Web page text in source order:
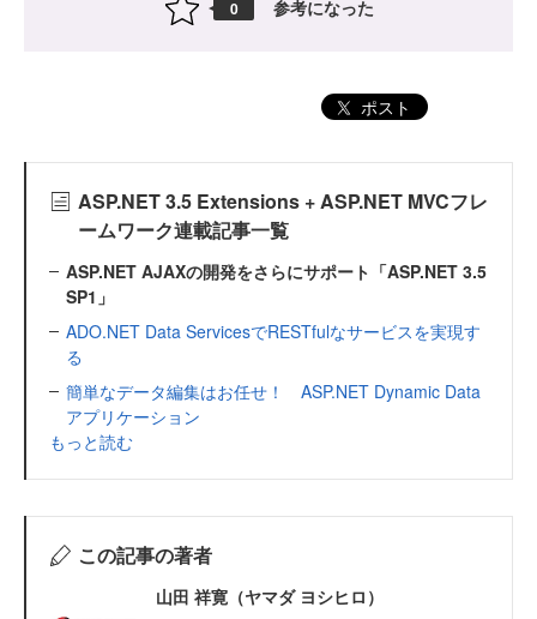
0 参考になった
ポスト
ASP.NET 3.5 Extensions + ASP.NET MVCフレ
ームワーク連載記事一覧
ASP.NET AJAXの開発をさらにサポート「ASP.NET 3.5
SP1」
ADO.NET Data ServicesでRESTfulなサービスを実現す
る
簡単なデータ編集はお任せ！ ASP.NET Dynamic Data
アプリケーション
もっと読む
この記事の著者
山田 祥寛（ヤマダ ヨシヒロ）